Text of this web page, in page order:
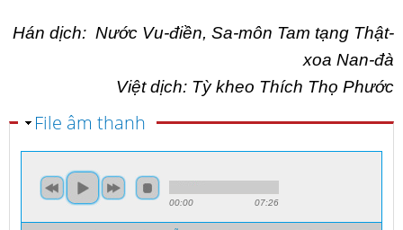
Hán dịch:  Nước Vu-điền, Sa-môn Tam tạng Thật-
xoa Nan-đà
Việt dịch: Tỳ kheo Thích Thọ Phước
Ẩn
File âm thanh
00:00 07:26